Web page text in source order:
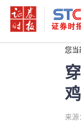
您当
来